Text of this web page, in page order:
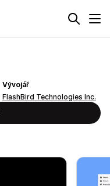
Vývojář
FlashBird Technologies Inc.